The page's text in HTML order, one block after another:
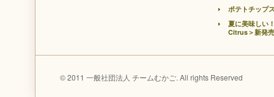
ポテトチップ
夏に美味しい
Citrus＞新発
© 2011 一般社団法人 チームむかご. All rights Reserved